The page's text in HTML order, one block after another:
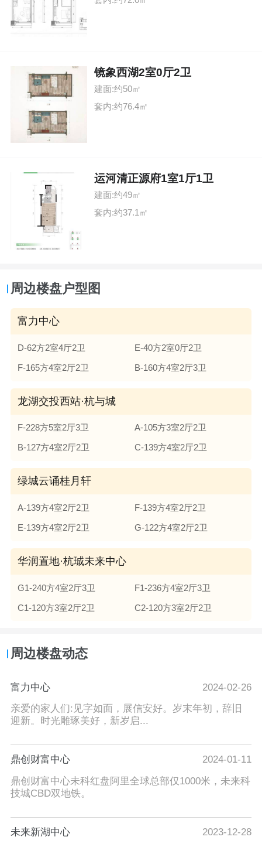
镜象西湖2室0厅2卫
建面:约50㎡
套内:约76.4㎡
运河清正源府1室1厅1卫
建面:约49㎡
套内:约37.1㎡
周边楼盘户型图
富力中心
D-62方2室4厅2卫
E-40方2室0厅2卫
F-165方4室2厅2卫
B-160方4室2厅3卫
龙湖交投西站·杭与城
F-228方5室2厅3卫
A-105方3室2厅2卫
B-127方4室2厅2卫
C-139方4室2厅2卫
绿城云诵桂月轩
A-139方4室2厅2卫
F-139方4室2厅2卫
E-139方4室2厅2卫
G-122方4室2厅2卫
华润置地·杭珹未来中心
G1-240方4室2厅3卫
F1-236方4室2厅3卫
C1-120方3室2厅2卫
C2-120方3室2厅2卫
周边楼盘动态
富力中心
2024-02-26
亲爱的家人们:见字如面，展信安好。岁末年初，辞旧
迎新。时光雕琢美好，新岁启...
鼎创财富中心
2024-01-11
鼎创财富中心未科红盘阿里全球总部仅1000米，未来科
技城CBD双地铁。
未来新湖中心
2023-12-28